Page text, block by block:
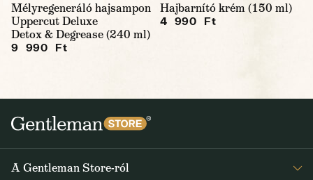
Mélyregeneráló hajsampon
Uppercut Deluxe
Detox & Degrease (240 ml)
9 990 Ft
Hajbarnító krém (150 ml)
4 990 Ft
A Gentleman Store-ról